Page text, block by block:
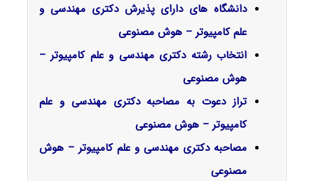
دانشگاه های دارای پذیرش دکتری مهندسی و
علم کامپیوتر – هوش مصنوعی
انتخاب رشته دکتری مهندسی و علم کامپیوتر –
هوش مصنوعی
تراز دعوت به مصاحبه دکتری مهندسی و علم
کامپیوتر – هوش مصنوعی
مصاحبه دکتری مهندسی و علم کامپیوتر – هوش
مصنوعی